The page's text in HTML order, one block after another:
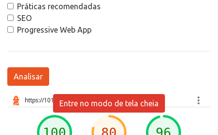
Práticas recomendadas
SEO
Progressive Web App
Analisar
Entre no modo de tela cheia